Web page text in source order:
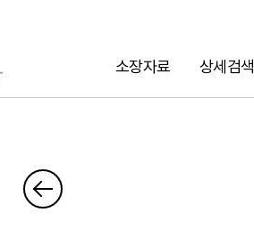
소장자료 상세검색